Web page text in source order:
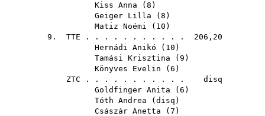
Kiss Anna ( 8 )
Geiger Lilla ( 8 )
Matiz Noémi ( 10 )
9. TTE . . . . . . . . . . . 206,20
Hernádi Anikó ( 10 )
Tamási Krisztina ( 9 )
Könyves Evelin ( 6 )
ZTC . . . . . . . . . . . disq
Goldfinger Anita ( 6 )
Tóth Andrea ( disq )
Császár Anetta ( 7 )